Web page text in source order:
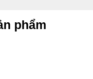
phẩm